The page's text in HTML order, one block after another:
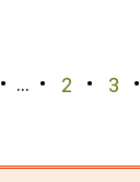
… 2 3